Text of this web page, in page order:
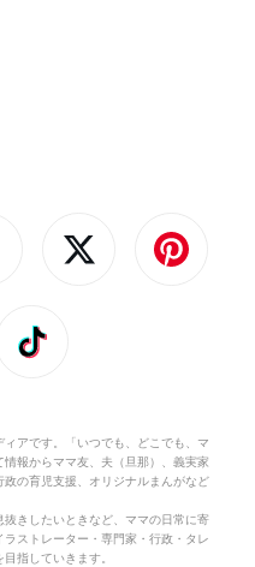
アです。「いつでも、どこでも、マ
報からママ友、夫（旦那）、義実家
政の育児支援、オリジナルまんがなど
きしたいときなど、ママの日常に寄
ストレーター・専門家・行政・タレ
指していきます。